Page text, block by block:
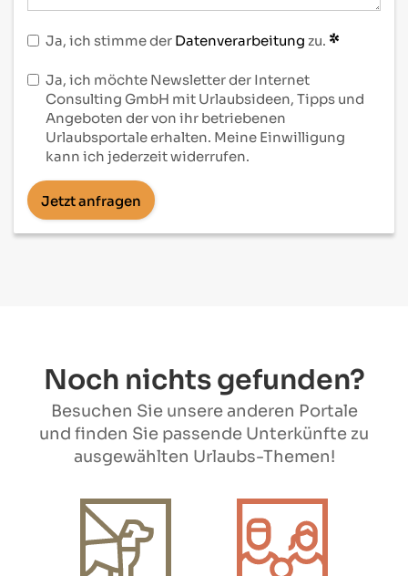
Ja, ich stimme der Datenverarbeitung zu.
Ja, ich möchte Newsletter der Internet
Consulting GmbH mit Urlaubsideen, Tipps und
Angeboten der von ihr betriebenen
Urlaubsportale erhalten. Meine Einwilligung
kann ich jederzeit widerrufen.
Jetzt anfragen
Noch nichts gefunden?
Besuchen Sie unsere anderen Portale
und finden Sie passende Unterkünfte zu
ausgewählten Urlaubs-Themen!